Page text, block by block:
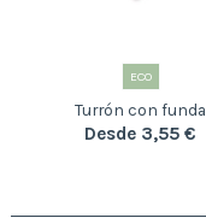
ECO
Turrón con funda
Desde 3,55 €